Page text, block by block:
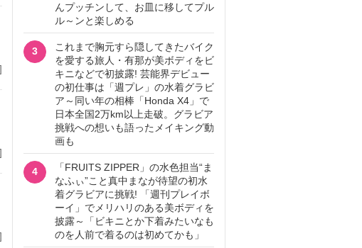
んプッチンして、お皿に移してプル
ル～ンと楽しめる
3
これまで胸元すら隠してきたバイク
を愛する旅人・有那が美ボディをビ
キニなどで初披露! 芸能界デビュー
の初仕事は「週プレ」の水着グラビ
ア～同い年の相棒「Honda X4」で
日本全国2万km以上走破。グラビア
挑戦への想いも語ったメイキング動
画も
4
「FRUITS ZIPPER」の水色担当“ま
なふぃ”こと真中まなが待望の初水
着グラビアに挑戦! 「週刊プレイボ
ーイ」でメリハリのある美ボディを
披露～「ビキニとか下着みたいなも
のを人前で着るのは初めてかも」